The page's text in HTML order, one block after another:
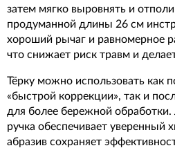
затем мягко выровнять и
продуманной длины 26 см
хороший рычаг и равномерное
что снижает риск травм и
Тёрку можно использовать как
«быстрой коррекции», так и
для более бережной обработки.
ручка обеспечивает уверенный
абразив сохраняет